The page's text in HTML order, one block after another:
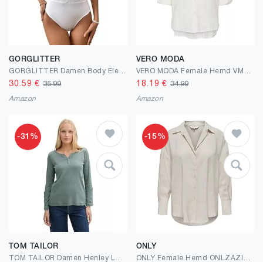
GORGLITTER
30.59 €35.99
Amazon
VERO MODA
18.19 € 34.99
Amazon
-31%
TOM TAILOR
-15%
ONLY